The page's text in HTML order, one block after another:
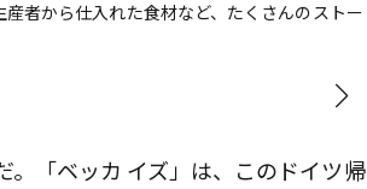
者から仕入れた食材など、たくさんのストー
。「ベッカ イズ」は、このドイツ帰